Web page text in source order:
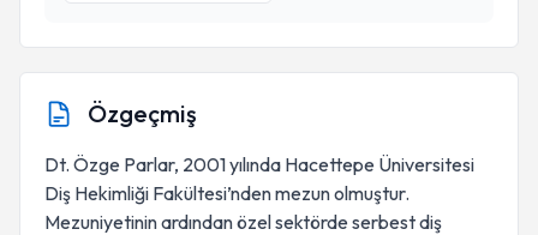
Özgeçmiş
Dt. Özge Parlar, 2001 yılında Hacettepe Üniversitesi
Diş Hekimliği Fakültesi’nden mezun olmuştur.
Mezuniyetinin ardından özel sektörde serbest diş